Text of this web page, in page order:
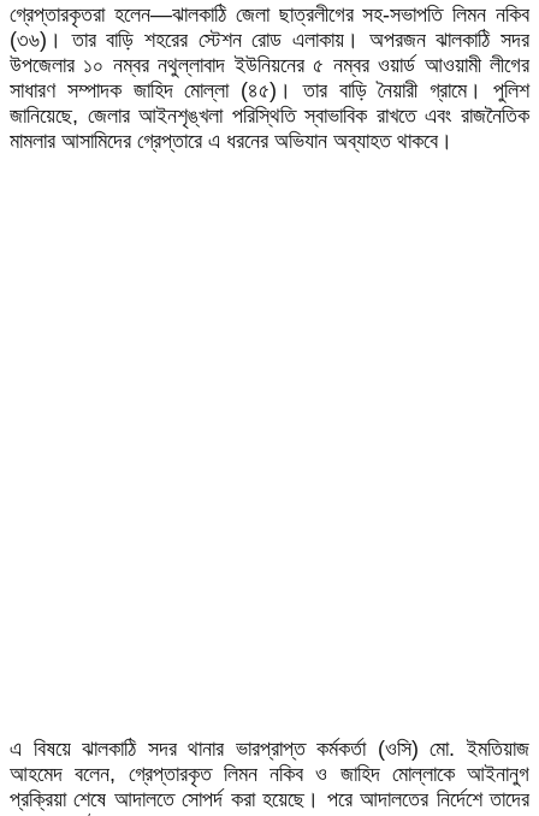
গ্রেপ্তারকৃতরা হলেন—ঝালকাঠি জেলা ছাত্রলীগের সহ-সভাপতি লিমন নকিব
(৩৬)। তার বাড়ি শহরের স্টেশন রোড এলাকায়। অপরজন ঝালকাঠি সদর
উপজেলার ১০ নম্বর নথুল্লাবাদ ইউনিয়নের ৫ নম্বর ওয়ার্ড আওয়ামী লীগের
সাধারণ সম্পাদক জাহিদ মোল্লা (৪৫)। তার বাড়ি নৈয়ারী গ্রামে। পুলিশ
জানিয়েছে, জেলার আইনশৃঙ্খলা পরিস্থিতি স্বাভাবিক রাখতে এবং রাজনৈতিক
মামলার আসামিদের গ্রেপ্তারে এ ধরনের অভিযান অব্যাহত থাকবে।
এ বিষয়ে ঝালকাঠি সদর থানার ভারপ্রাপ্ত কর্মকর্তা (ওসি) মো. ইমতিয়াজ
আহমেদ বলেন, গ্রেপ্তারকৃত লিমন নকিব ও জাহিদ মোল্লাকে আইনানুগ
প্রক্রিয়া শেষে আদালতে সোপর্দ করা হয়েছে। পরে আদালতের নির্দেশে তাদের